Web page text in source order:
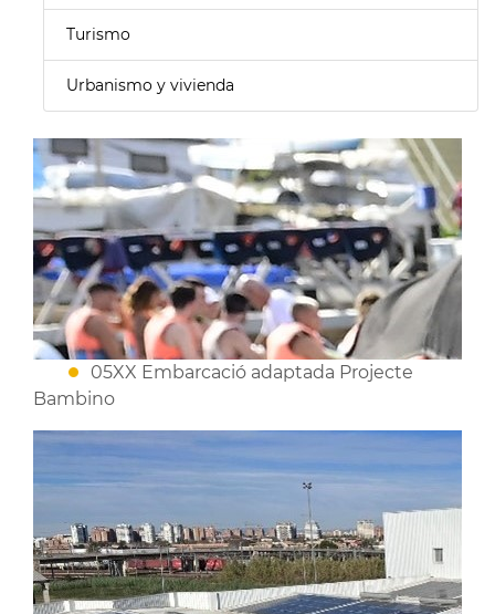
Turismo
Urbanismo y vivienda
05XX Embarcació adaptada Projecte
Bambino